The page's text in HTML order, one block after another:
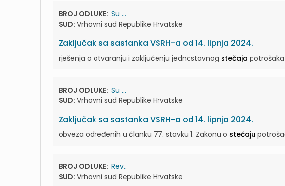
BROJ ODLUKE: Su ...
SUD: Vrhovni sud Republike Hrvatske
Zaključak sa sastanka VSRH-a od 14. lipnja 2024.
rješenja o otvaranju i zaključenju jednostavnog stečaja
BROJ ODLUKE: Su ...
SUD: Vrhovni sud Republike Hrvatske
Zaključak sa sastanka VSRH-a od 14. lipnja 2024.
obveza određenih u članku 77. stavku 1. Zakonu o stečaju
BROJ ODLUKE: Rev...
SUD: Vrhovni sud Republike Hrvatske